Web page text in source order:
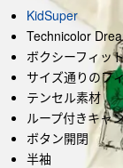
KidSuper
Technicolor
ボクシーフィッ
サイズ通りのフ
テンセル素材
ループ付きキャ
ボタン開閉
半袖